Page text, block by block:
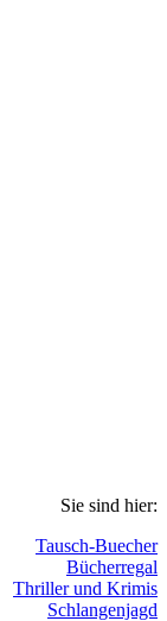
Sie sind hier:
Tausch-Buecher
Bücherregal
Thriller und Krimis
Schlangenjagd